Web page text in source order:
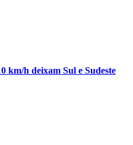
km/h deixam Sul e Sudeste